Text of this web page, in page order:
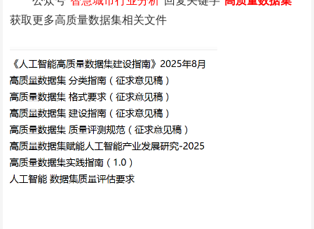
获取更多高质量数据集相关文件